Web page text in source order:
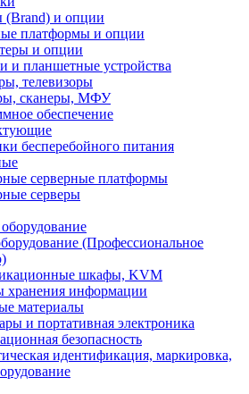
(Brand) и опции
платформы и опции
и опции
и планшетные устройства
телевизоры
сканеры, МФУ
обеспечение
бесперебойного питания
серверные платформы
серверы
(Профессиональное
шкафы, KVM
хранения информации
материалы
и портативная электроника
безопасность
идентификация, маркировка,